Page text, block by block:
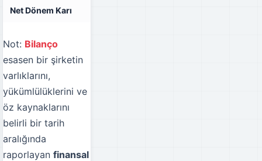
Net Dönem Karı
Not: Bilanço
esasen bir şirketin
varlıklarını,
yükümlülüklerini ve
öz kaynaklarını
belirli bir tarih
aralığında
raporlayan finansal